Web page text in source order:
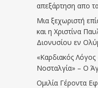
απεξάρτηση απο
Μια ξεχωριστή
και η Χριστίνα
Διονυσίου εν
«Καρδιακός
Νοσταλγία» – Ο
Ομιλία Γέροντα